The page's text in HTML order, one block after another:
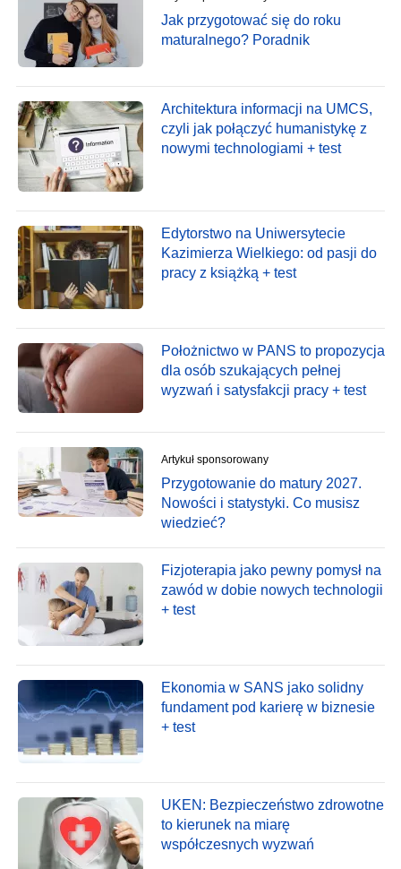
Jak przygotować się do roku
maturalnego? Poradnik
Architektura informacji na UMCS,
czyli jak połączyć humanistykę z
nowymi technologiami + test
Edytorstwo na Uniwersytecie
Kazimierza Wielkiego: od pasji do
pracy z książką + test
Położnictwo w PANS to propozycja
dla osób szukających pełnej
wyzwań i satysfakcji pracy + test
Artykuł sponsorowany
Przygotowanie do matury 2027.
Nowości i statystyki. Co musisz
wiedzieć?
Fizjoterapia jako pewny pomysł na
zawód w dobie nowych technologii
+ test
Ekonomia w SANS jako solidny
fundament pod karierę w biznesie
+ test
UKEN: Bezpieczeństwo zdrowotne
to kierunek na miarę
współczesnych wyzwań